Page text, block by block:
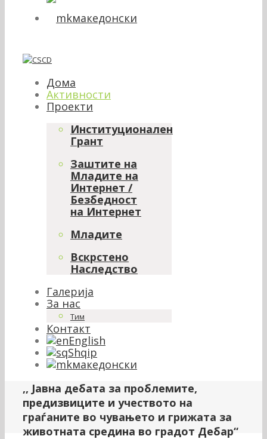
македонски
Дома
Активности
Проекти
Институционален
Грант
Заштите на
Младите на
Интернет /
Безбедност
на Интернет
Младите
Вскрстено
Наследство
Галерија
За нас
Тим
Контакт
English
Shqip
македонски
,, Јавна дебата за проблемите,
предизвиците и учеството на
граѓаните во чувањето и грижата за
животната средина во градот Дебар“